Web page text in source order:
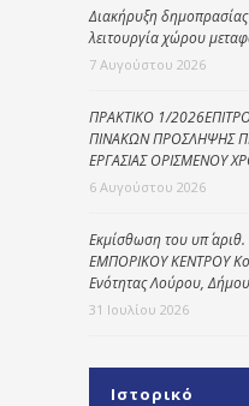
Διακήρυξη
λειτουργία χώρου
7 Αυγούστου 2026
ΠΡΑΚΤΙΚΟ 1/
ΠΙΝΑΚΩΝ ΠΡΟΣΛΗΨΗΣ
ΕΡΓΑΣΙΑΣ ΟΡΙΣΜΕΝΟΥ
6 Αυγούστου 2026
Εκμίσθωση του υπ΄
ΕΜΠΟΡΙΚΟΥ ΚΕΝΤΡΟΥ
Ενότητας Λούρου,
31 Ιουλίου 2026
Ιστορικό